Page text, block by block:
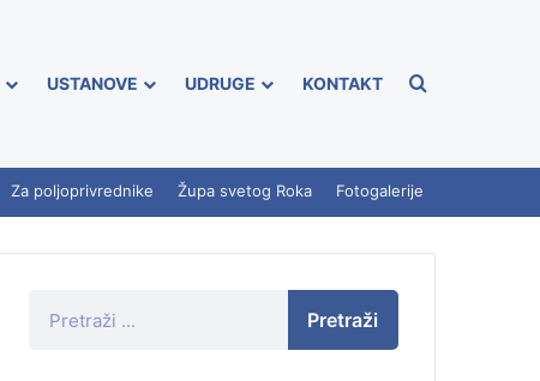
USTANOVE UDRUGE KONTAKT
Za poljoprivrednike Župa svetog Roka Fotogalerije
Pretraži